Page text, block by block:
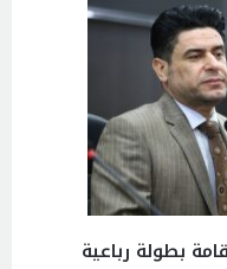
بطولة رباعية